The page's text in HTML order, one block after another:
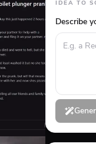
IDEA TO
Describe